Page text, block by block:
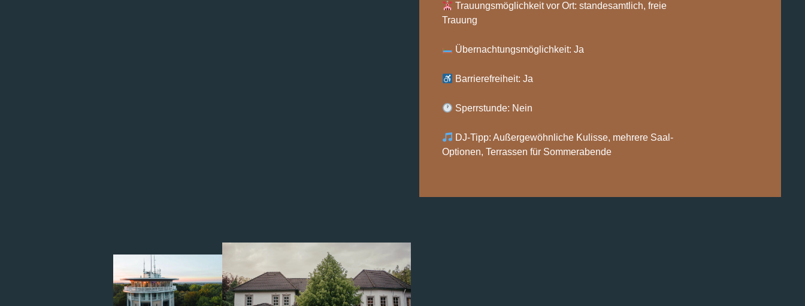
Trauungsmöglichkeit vor Ort: standesamtlich, freie
Trauung
Übernachtungsmöglichkeit: Ja
Barrierefreiheit: Ja
Sperrstunde: Nein
DJ-Tipp: Außergewöhnliche Kulisse, mehrere Saal-
Optionen, Terrassen für Sommerabende